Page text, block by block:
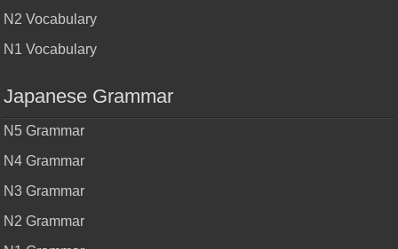
N2 Vocabulary
N1 Vocabulary
Japanese Grammar
N5 Grammar
N4 Grammar
N3 Grammar
N2 Grammar